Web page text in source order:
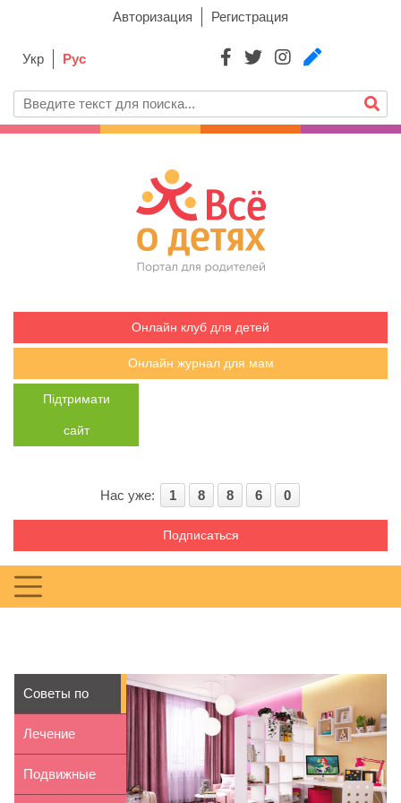
Авторизация Регистрация
Укр Рус
Онлайн клуб для детей
Онлайн журнал для мам
Підтримати
сайт
Нас уже: 1 8 8 6 0
Подписаться
Советы по
зонированию
детской к...
Лечение
больного горла
Подвижные